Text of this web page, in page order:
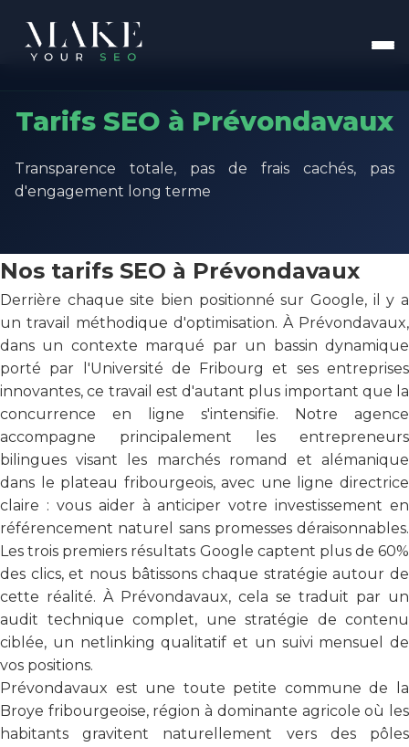
Tarifs SEO à Prévondavaux
Transparence totale, pas de frais cachés, pas
d'engagement long terme
Nos tarifs SEO à Prévondavaux
Derrière chaque site bien positionné sur Google, il y a
un travail méthodique d'optimisation. À Prévondavaux,
dans un contexte marqué par un bassin dynamique
porté par l'Université de Fribourg et ses entreprises
innovantes, ce travail est d'autant plus important que la
concurrence en ligne s'intensifie. Notre agence
accompagne principalement les entrepreneurs
bilingues visant les marchés romand et alémanique
dans le plateau fribourgeois, avec une ligne directrice
claire : vous aider à anticiper votre investissement en
référencement naturel sans promesses déraisonnables.
Les trois premiers résultats Google captent plus de 60%
des clics, et nous bâtissons chaque stratégie autour de
cette réalité. À Prévondavaux, cela se traduit par un
audit technique complet, une stratégie de contenu
ciblée, un netlinking qualitatif et un suivi mensuel de
vos positions.
Prévondavaux est une toute petite commune de la
Broye fribourgeoise, région à dominante agricole où les
habitants gravitent naturellement vers des pôles